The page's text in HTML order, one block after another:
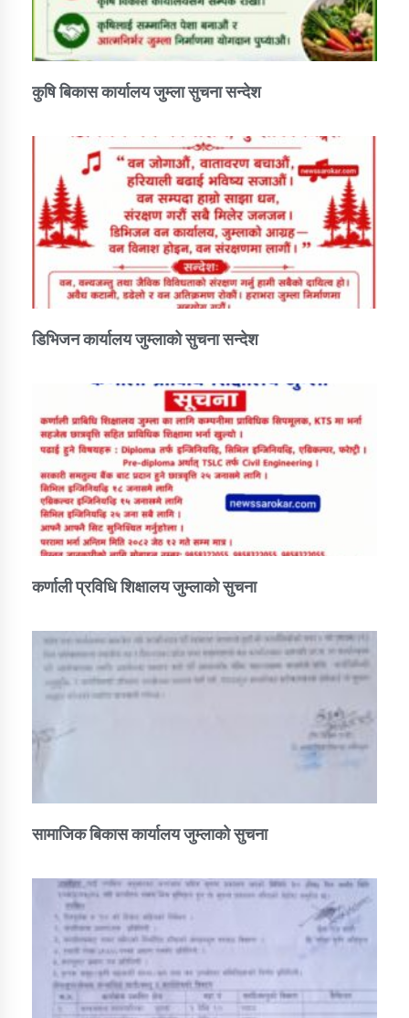
कुषि बिकास कार्यालय जुम्ला सुचना सन्देश
डिभिजन कार्यालय जुम्लाको सुचना सन्देश
कर्णाली प्रविधि शिक्षालय जुम्लाको सुचना
सामाजिक बिकास कार्यालय जुम्लाकाे सुचना